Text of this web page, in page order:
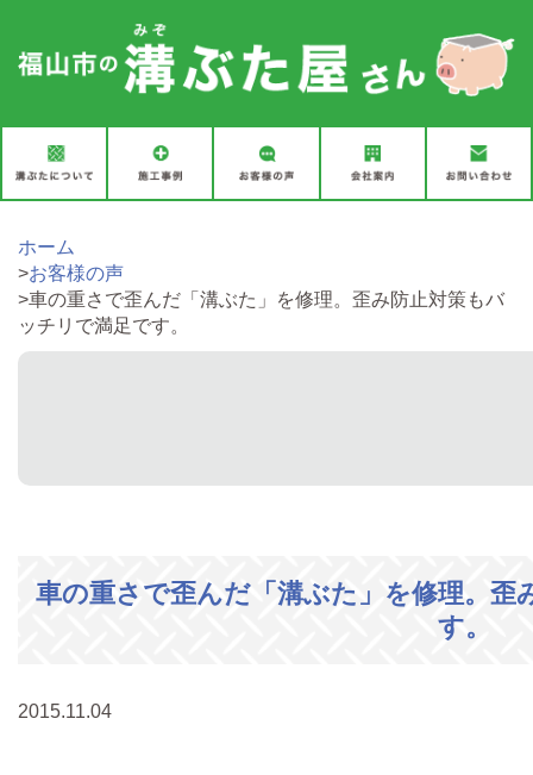
ホーム
>お客様の声
>車の重さで歪んだ「溝ぶた」を修理。歪み防止対策もバ
ッチリで満足です。
車の重さで歪んだ「溝ぶた」を修理。歪
す。
2015.11.04